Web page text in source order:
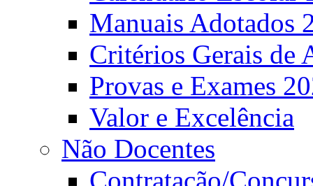
Manuais Adotados
Critérios Gerais de
Provas e Exames
Valor e Excelência
Não Docentes